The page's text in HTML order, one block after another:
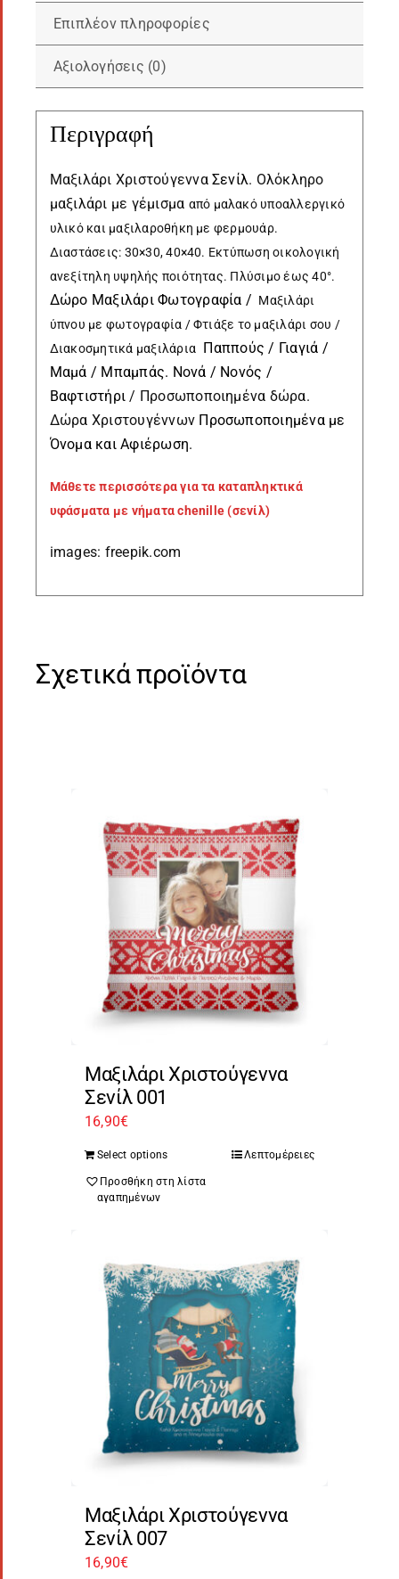
Επιπλέον πληροφορίες
Αξιολογήσεις (0)
Περιγραφή
Μαξιλάρι Χριστούγεννα Σενίλ. Ολόκληρο
μαξιλάρι με γέμισμα από μαλακό υποαλλεργικό
υλικό και μαξιλαροθήκη με φερμουάρ.
Διαστάσεις: 30×30, 40×40. Εκτύπωση οικολογική
ανεξίτηλη υψηλής ποιότητας. Πλύσιμο έως 40°.
Δώρο Μαξιλάρι Φωτογραφία / Μαξιλάρι
ύπνου με φωτογραφία / Φτιάξε το μαξιλάρι σου /
Διακοσμητικά μαξιλάριαΠαππούς / Γιαγιά /
Μαμά / Μπαμπάς. Νονά / Νονός /
Βαφτιστήρι / Προσωποποιημένα δώρα.
Δώρα Χριστουγέννων Προσωποποιημένα με
Όνομα και Αφιέρωση.
Μάθετε περισσότερα για τα καταπληκτικά
υφάσματα με νήματα chenille (σενίλ)
images: freepik.com
Σχετικά προϊόντα
Μαξιλάρι Χριστούγεννα
Σενίλ 001
16,90€
Select options Λεπτομέρειες
Προσθήκη στη λίστα
αγαπημένων
Μαξιλάρι Χριστούγεννα
Σενίλ 007
16,90€